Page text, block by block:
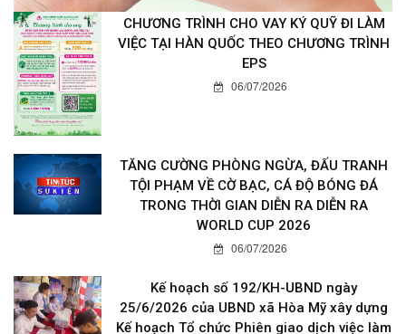
CHƯƠNG TRÌNH CHO VAY KÝ QUỸ ĐI LÀM
VIỆC TẠI HÀN QUỐC THEO CHƯƠNG TRÌNH
EPS
06/07/2026
TĂNG CƯỜNG PHÒNG NGỪA, ĐẤU TRANH
TỘI PHẠM VỀ CỜ BẠC, CÁ ĐỘ BÓNG ĐÁ
TRONG THỜI GIAN DIỄN RA DIỄN RA
WORLD CUP 2026
06/07/2026
Kế hoạch số 192/KH-UBND ngày
25/6/2026 của UBND xã Hòa Mỹ xây dựng
Kế hoạch Tổ chức Phiên giao dịch việc làm